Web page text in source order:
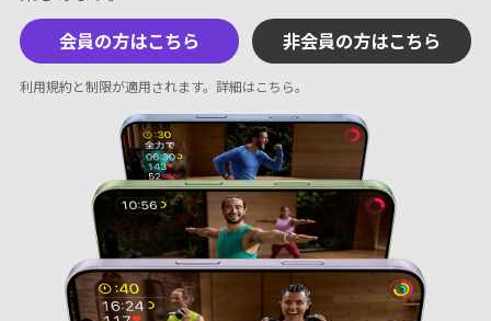
会員の方はこちら 非会員の方はこちら
利用規約と制限が適用されます。 詳細はこちら。